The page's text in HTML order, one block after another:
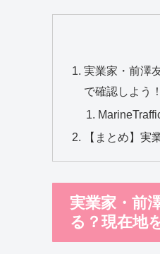
実業家・前澤
で確認しよう！
【まとめ】
実業家・前
る？現在地